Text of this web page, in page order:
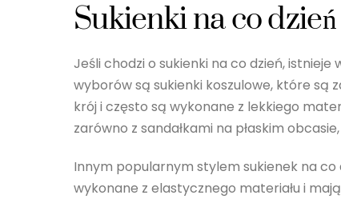
Sukienki na co
Jeśli chodzi o sukienki na co dzień,
wyborów są sukienki koszulowe, które są
krój i często są wykonane z lekkiego
zarówno z sandałkami na płaskim
Innym popularnym stylem sukienek na co
wykonane z elastycznego materiału i